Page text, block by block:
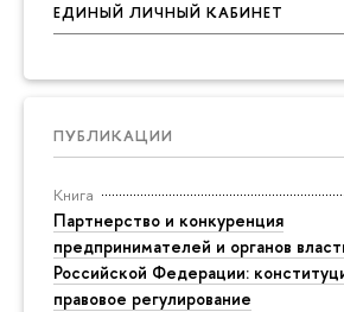
ЕДИНЫЙ ЛИЧНЫЙ КАБИНЕТ
ПУБЛИКАЦИИ
Книга
Партнерство и конкуренция
предпринимателей и органов
Российской Федерации:
правовое регулирование